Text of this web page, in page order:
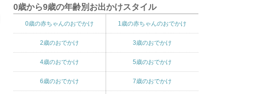
0歳から9歳の年齢別お出かけスタイル
0歳の赤ちゃんのおでかけ 1歳の赤ちゃんのおでかけ
2歳のおでかけ 3歳のおでかけ
4歳のおでかけ 5歳のおでかけ
6歳のおでかけ 7歳のおでかけ